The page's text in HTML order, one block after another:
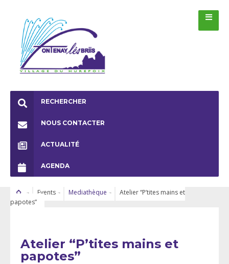
RECHERCHER
NOUS CONTACTER
ACTUALITÉ
AGENDA
Events Mediathèque
Atelier “P’tites mains et
papotes”
Atelier “P’tites mains et
papotes”